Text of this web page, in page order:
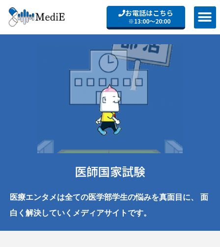
お電話はこちら
※13:00〜20:00
医師国家試験
医療エンタメは全ての医学部学生の悩みを真面目に、
面
白く解決していくメディアサイトです。